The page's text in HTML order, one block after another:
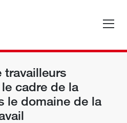
travailleurs
cadre de la
le domaine de la